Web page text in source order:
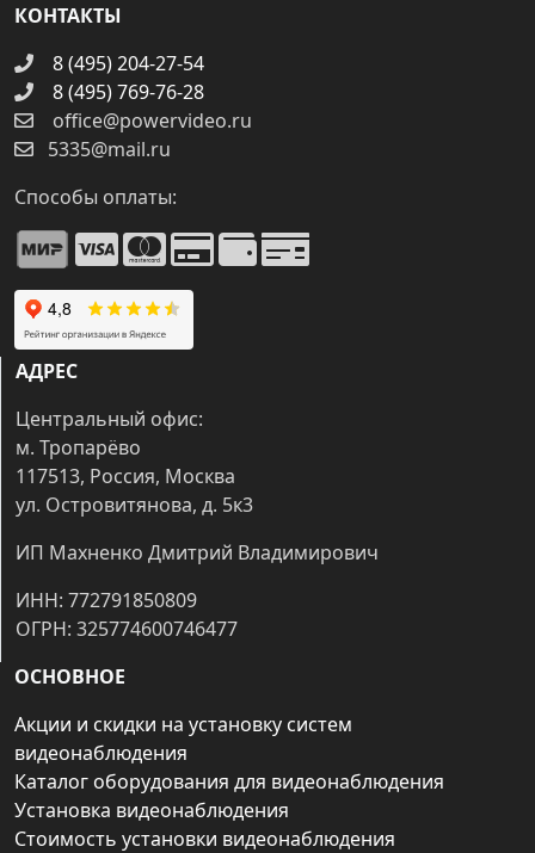
КОНТАКТЫ
8 (495) 204-27-54
8 (495) 769-76-28
office@powervideo.ru
5335@mail.ru
Способы оплаты:
АДРЕС
Центральный офис:
м. Тропарёво
117513, Россия, Москва
ул. Островитянова, д. 5к3
ИП Махненко Дмитрий Владимирович
ИНН: 772791850809
ОГРН: 325774600746477
ОСНОВНОЕ
Акции и скидки на установку систем
видеонаблюдения
Каталог оборудования для видеонаблюдения
Установка видеонаблюдения
Стоимость установки видеонаблюдения